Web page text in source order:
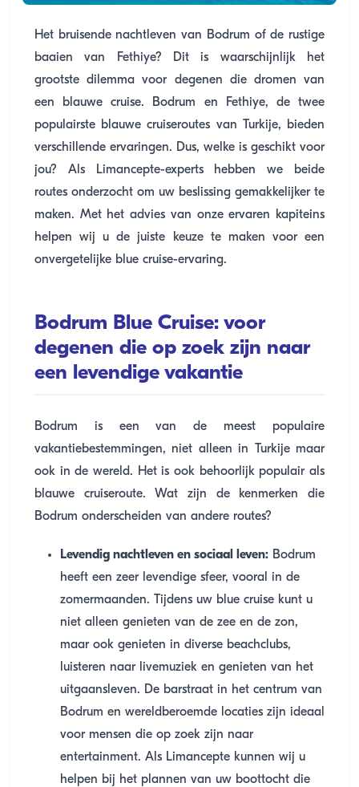
Het bruisende nachtleven van Bodrum of de rustige
baaien van Fethiye? Dit is waarschijnlijk het
grootste dilemma voor degenen die dromen van
een blauwe cruise. Bodrum en Fethiye, de twee
populairste blauwe cruiseroutes van Turkije, bieden
verschillende ervaringen. Dus, welke is geschikt voor
jou? Als Limancepte-experts hebben we beide
routes onderzocht om uw beslissing gemakkelijker te
maken. Met het advies van onze ervaren kapiteins
helpen wij u de juiste keuze te maken voor een
onvergetelijke blue cruise-ervaring.
Bodrum Blue Cruise: voor
degenen die op zoek zijn naar
een levendige vakantie
Bodrum is een van de meest populaire
vakantiebestemmingen, niet alleen in Turkije maar
ook in de wereld. Het is ook behoorlijk populair als
blauwe cruiseroute. Wat zijn de kenmerken die
Bodrum onderscheiden van andere routes?
Levendig nachtleven en sociaal leven: Bodrum
heeft een zeer levendige sfeer, vooral in de
zomermaanden. Tijdens uw blue cruise kunt u
niet alleen genieten van de zee en de zon,
maar ook genieten in diverse beachclubs,
luisteren naar livemuziek en genieten van het
uitgaansleven. De barstraat in het centrum van
Bodrum en wereldberoemde locaties zijn ideaal
voor mensen die op zoek zijn naar
entertainment. Als Limancepte kunnen wij u
helpen bij het plannen van uw boottocht die